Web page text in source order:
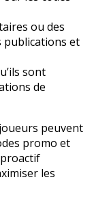
ou des
et
sont
de
peuvent
promo et
les